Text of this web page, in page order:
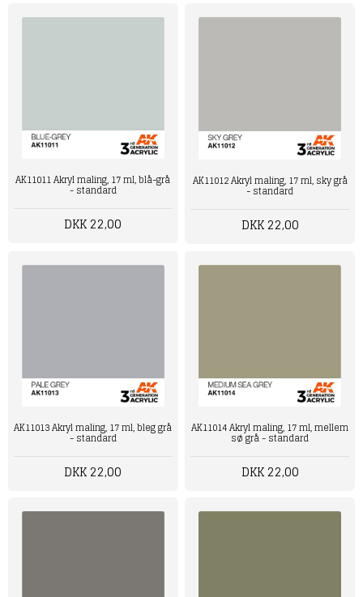
AK11011 Akryl maling, 17 ml, blå-grå
- standard
DKK 22,00
AK11012 Akryl maling, 17 ml, sky grå
- standard
DKK 22,00
AK11013 Akryl maling, 17 ml, bleg grå
- standard
DKK 22,00
AK11014 Akryl maling, 17 ml, mellem
sø grå - standard
DKK 22,00